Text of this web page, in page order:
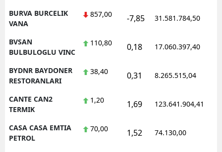
BURVA BURCELIK
VANA
857,00 -7,85 31.581.784,50
BVSAN
BULBULOGLU VINC
110,80 0,18 17.060.397,40
BYDNR BAYDONER
RESTORANLARI
38,40 0,31 8.265.515,04
CANTE CAN2
TERMIK
1,20 1,69 123.641.904,41
CASA CASA EMTIA
PETROL
70,00 1,52 74.130,00